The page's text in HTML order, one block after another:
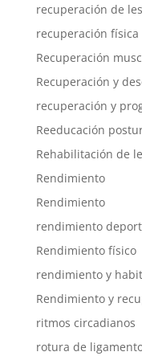
recuperación de
recuperación física
Recuperación
Recuperación y
recuperación y
Reeducación
Rehabilitación de
Rendimiento
Rendimiento
rendimiento
Rendimiento físico
rendimiento y
Rendimiento y
ritmos circadianos
rotura de